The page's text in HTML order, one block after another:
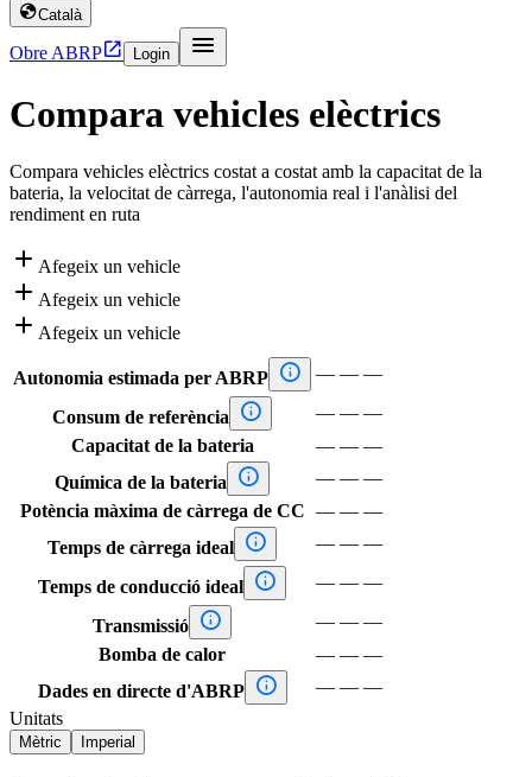
Català
Obre ABRP Login 
Compara vehicles elèctrics
Compara vehicles elèctrics costat a costat amb la capacitat de la
bateria, la velocitat de càrrega, l'autonomia real i l'anàlisi del
rendiment en ruta
 Afegeix un vehicle
 Afegeix un vehicle
 Afegeix un vehicle
Autonomia estimada per ABRP  — — —
Consum de referència  — — —
Capacitat de la bateria
— — —
Química de la bateria
 — — —
Potència màxima de càrrega de CC — — —
Temps de càrrega ideal  — — —
Temps de conducció ideal  — — —
Transmissió  — — —
Bomba de calor
— — —
Dades en directe d'ABRP
 — — —
Unitats
Mètric Imperial